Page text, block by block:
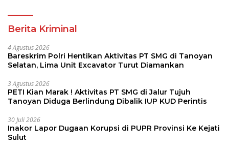
Berita Kriminal
4 Agustus 2026
Bareskrim Polri Hentikan Aktivitas PT SMG di Tanoyan
Selatan, Lima Unit Excavator Turut Diamankan
3 Agustus 2026
PETI Kian Marak ! Aktivitas PT SMG di Jalur Tujuh
Tanoyan Diduga Berlindung Dibalik IUP KUD Perintis
30 Juli 2026
Inakor Lapor Dugaan Korupsi di PUPR Provinsi Ke Kejati
Sulut